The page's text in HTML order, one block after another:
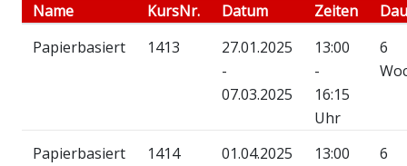
Name KursNr. Datum Zeiten
Papierbasiert
1413
27.01.2025
-
07.03.2025
13:00
-
16:15
Uhr
6
Papierbasiert 1414
01.04.2025
13:00
6